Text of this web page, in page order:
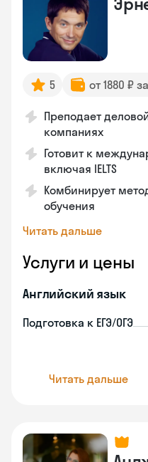
5 от 1880 ₽
Преподает
компаниях
Готовит к
включая IELTS
Комбинирует
обучения
Читать дальше
Услуги и цены
Английский язык
Подготовка к ЕГЭ/ОГЭ
Читать дальше